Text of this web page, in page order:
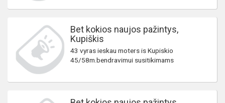
Bet kokios naujos pažintys,
Kupiškis
43 vyras ieskau moters is Kupiskio
45/58m.bendravimui susitikimams